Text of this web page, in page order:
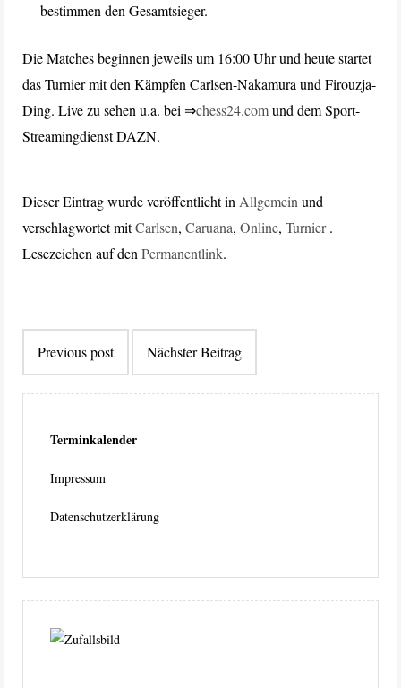
bestimmen den Gesamtsieger.
Die Matches beginnen jeweils um 16:00 Uhr und heute startet
das Turnier mit den Kämpfen Carlsen-Nakamura und Firouzja-
Ding. Live zu sehen u.a. bei ⇒chess24.comund dem Sport-
Streamingdienst DAZN.
Dieser Eintrag wurde veröffentlicht in Allgemein und
verschlagwortet mitCarlsen,Caruana,Online,Turnier.
Lesezeichen auf denPermanentlink.
Previous post Nächster Beitrag
Terminkalender
Impressum
Datenschutzerklärung